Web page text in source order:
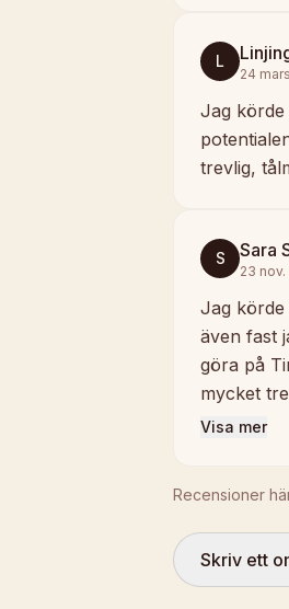
L
24
Jag körde
trevlig,
S Sara
23
Jag
även fast
göra på
mycket
Visa mer
Recensioner
Skriv ett